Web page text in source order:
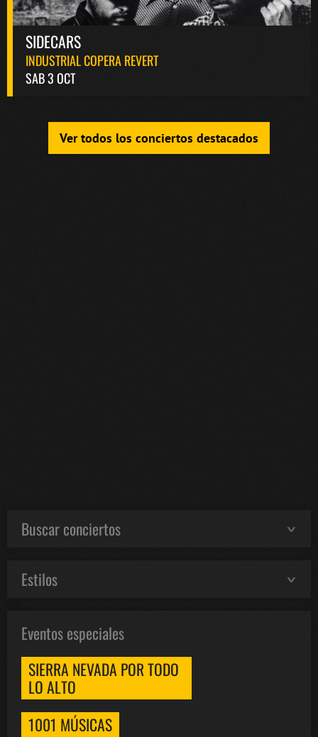
SIDECARS
INDUSTRIAL COPERA REVERT
SAB 3 OCT
Ver todos los conciertos destacados
Buscar conciertos
Estilos
Eventos especiales
SIERRA NEVADA POR TODO
LO ALTO
1001 MÚSICAS